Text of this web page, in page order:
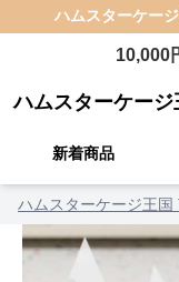
ハムスターケージ
10,000
ハムスターケージ
新着商品
ハムスターケージ王国